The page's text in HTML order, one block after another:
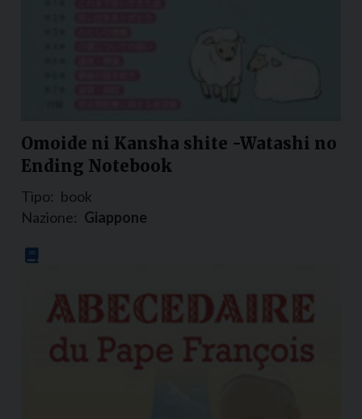
Omoide ni Kansha shite -Watashi no
Ending Notebook
Tipo: book
Nazione: Giappone